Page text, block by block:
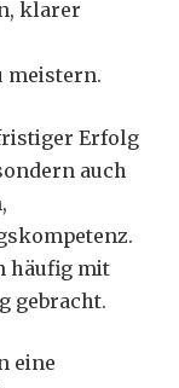
klarer
meistern.
Erfolg
auch
häufig mit
gebracht.
eine